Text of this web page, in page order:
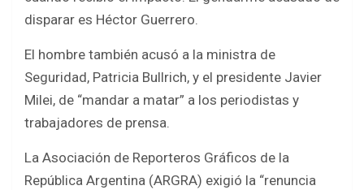
disparar es Héctor Guerrero.
El hombre también acusó a la ministra de
Seguridad, Patricia Bullrich, y el presidente Javier
Milei, de “mandar a matar” a los periodistas y
trabajadores de prensa.
La Asociación de Reporteros Gráficos de la
República Argentina (ARGRA) exigió la “renuncia